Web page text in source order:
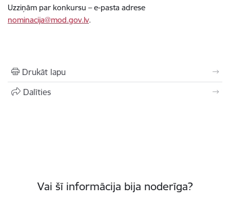
Uzziņām par konkursu – e-pasta adrese
nominacija@mod.gov.lv.
Drukāt lapu
Dalīties
Vai šī informācija bija noderīga?